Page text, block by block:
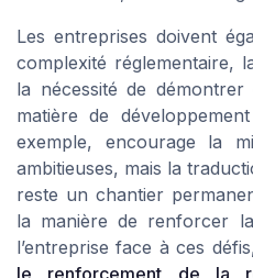
Les entreprises doivent
complexité réglementaire,
la nécessité de
matière de
exemple, encourage la
ambitieuses, mais la
reste un chantier
la manière de renforcer
l’entreprise face à ces